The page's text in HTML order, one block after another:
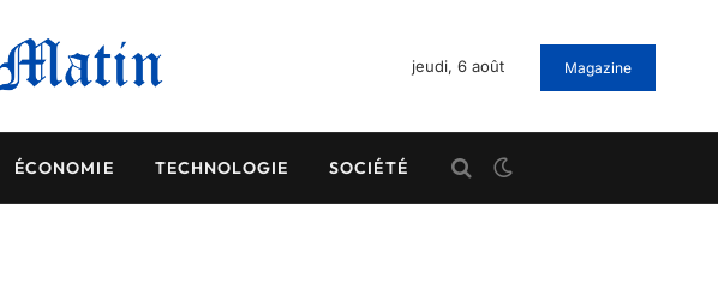
jeudi, 6 août Magazine
ÉCONOMIE TECHNOLOGIE SOCIÉTÉ